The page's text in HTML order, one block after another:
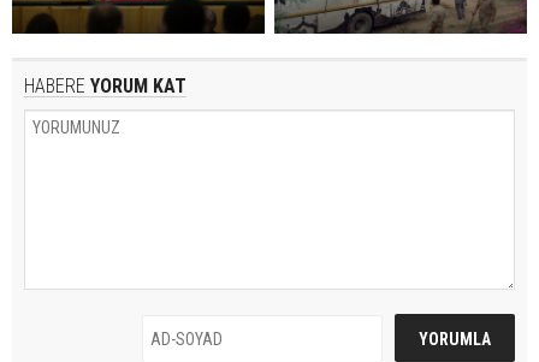
HABERE YORUM KAT